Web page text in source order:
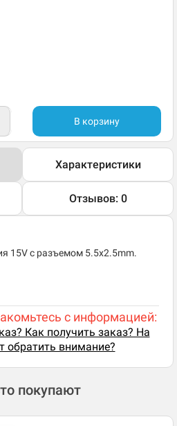
В корзину
Характеристики
Отзывов: 0
15V с разъемом 5.5x2.5mm.
с информацией:
Как получить заказ? На
обратить внимание?
покупают